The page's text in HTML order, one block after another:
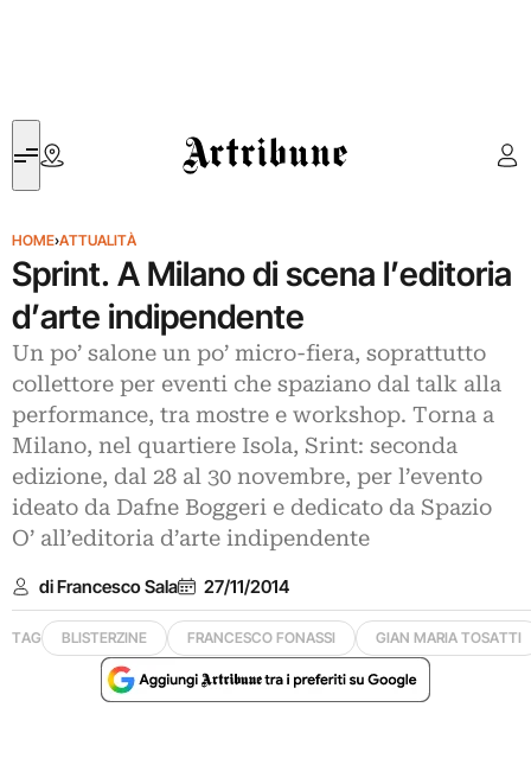
Artribune
HOME›ATTUALITÀ
Sprint. A Milano di scena l’editoria
d’arte indipendente
Un po’ salone un po’ micro-fiera, soprattutto
collettore per eventi che spaziano dal talk alla
performance, tra mostre e workshop. Torna a
Milano, nel quartiere Isola, Srint: seconda
edizione, dal 28 al 30 novembre, per l’evento
ideato da Dafne Boggeri e dedicato da Spazio
O’ all’editoria d’arte indipendente
di Francesco Sala 27/11/2014
TAG BLISTERZINE FRANCESCO FONASSI GIAN MARIA TOSATTI